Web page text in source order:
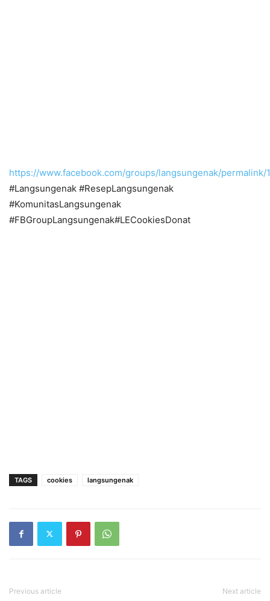
https://www.facebook.com/groups/langsungenak/
#Langsungenak #ResepLangsungenak
#KomunitasLangsungenak
#FBGroupLangsungenak#LECookiesDonat
TAGS cookies langsungenak
Previous article Next article